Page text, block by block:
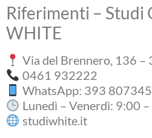
Riferimenti –
WHITE
Via del Brennero, 136 –
0461 932222
WhatsApp: 393
Lunedì – Venerdì: 9:00
studiwhite.it